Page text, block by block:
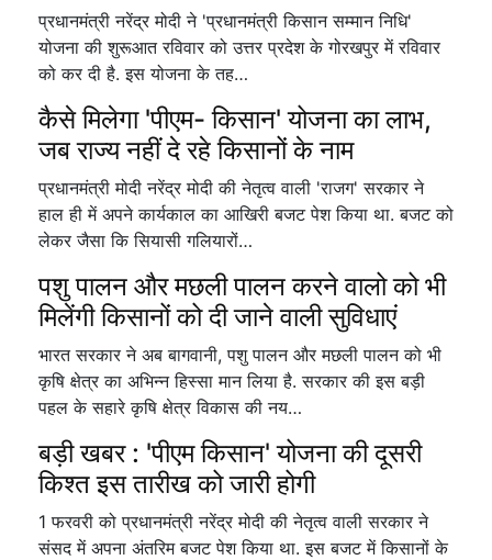
प्रधानमंत्री नरेंद्र मोदी ने 'प्रधानमंत्री किसान सम्मान निधि'
योजना की शुरूआत रविवार को उत्तर प्रदेश के गोरखपुर में रविवार
को कर दी है. इस योजना के तह…
कैसे मिलेगा 'पीएम- किसान' योजना का लाभ,
जब राज्य नहीं दे रहे किसानों के नाम
प्रधानमंत्री मोदी नरेंद्र मोदी की नेतृत्व वाली 'राजग' सरकार ने
हाल ही में अपने कार्यकाल का आखिरी बजट पेश किया था. बजट को
लेकर जैसा कि सियासी गलियारों…
पशु पालन और मछली पालन करने वालो को भी
मिलेंगी किसानों को दी जाने वाली सुविधाएं
भारत सरकार ने अब बागवानी, पशु पालन और मछली पालन को भी
कृषि क्षेत्र का अभिन्न हिस्सा मान लिया है. सरकार की इस बड़ी
पहल के सहारे कृषि क्षेत्र विकास की नय…
बड़ी खबर : 'पीएम किसान' योजना की दूसरी
किश्त इस तारीख को जारी होगी
1 फरवरी को प्रधानमंत्री नरेंद्र मोदी की नेतृत्व वाली सरकार ने
संसद में अपना अंतरिम बजट पेश किया था. इस बजट में किसानों के